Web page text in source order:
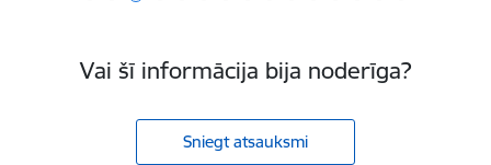
Vai šī informācija bija noderīga?
Sniegt atsauksmi